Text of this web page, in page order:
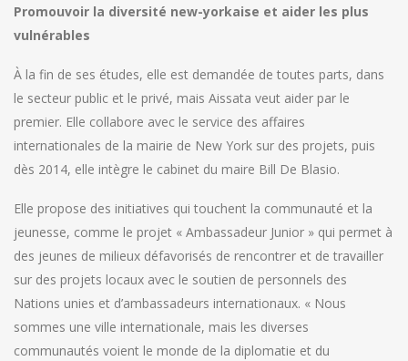
Promouvoir la diversité new-yorkaise et aider les plus
vulnérables
À la fin de ses études, elle est demandée de toutes parts, dans
le secteur public et le privé, mais Aissata veut aider par le
premier. Elle collabore avec le service des affaires
internationales de la mairie de New York sur des projets, puis
dès 2014, elle intègre le cabinet du maire Bill De Blasio.
Elle propose des initiatives qui touchent la communauté et la
jeunesse, comme le projet « Ambassadeur Junior » qui permet à
des jeunes de milieux défavorisés de rencontrer et de travailler
sur des projets locaux avec le soutien de personnels des
Nations unies et d’ambassadeurs internationaux. « Nous
sommes une ville internationale, mais les diverses
communautés voient le monde de la diplomatie et du